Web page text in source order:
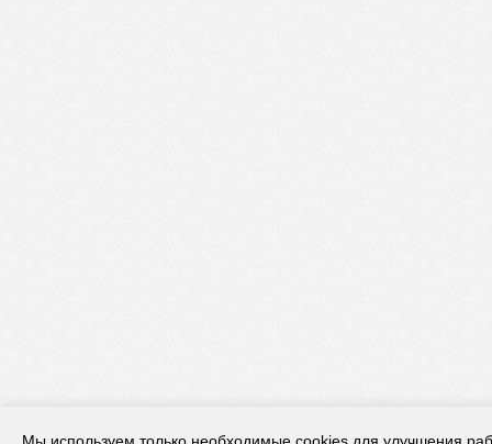
Мы используем только необходимые cookies для улучшения